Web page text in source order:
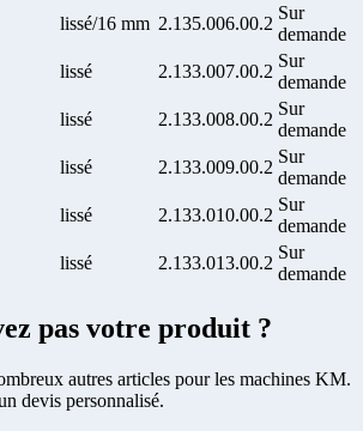
lissé/16 mm 2.135.006.00.2
Sur
demande
lissé 2.133.007.00.2
Sur
demande
lissé 2.133.008.00.2
Sur
demande
lissé 2.133.009.00.2
Sur
demande
lissé 2.133.010.00.2
Sur
demande
lissé 2.133.013.00.2
Sur
demande
pas votre produit ?
autres articles pour les machines KM.
devis personnalisé.